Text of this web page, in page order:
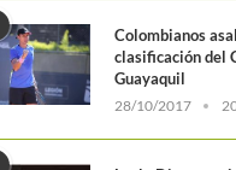
Colombianos
clasificación del
Guayaquil
28/10/2017